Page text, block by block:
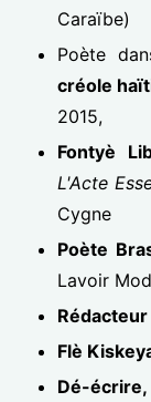
Caraïbe)
Poète
créole
2015,
Fontyè
L'Acte
Cygne
Poète
Lavoir
Rédacteur
Flè
Dé-écrire,